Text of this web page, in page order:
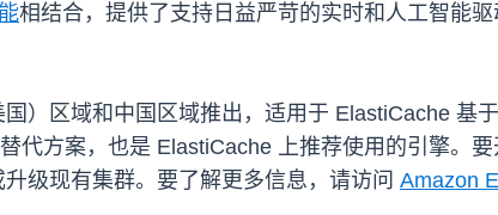
相结合，提供了支持日益严苛的实时和人工智能
）区域和中国区域推出，适用于 ElastiCache 基
代方案，也是 ElastiCache 上推荐使用的引擎。
级现有集群。要了解更多信息，请访问 Amazon